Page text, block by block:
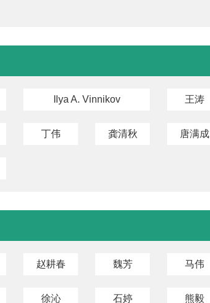
Ilya A. Vinnikov 王涛
丁伟 龚清秋 唐满成
赵耕春 魏芳 马伟
徐沁 石婷 熊毅